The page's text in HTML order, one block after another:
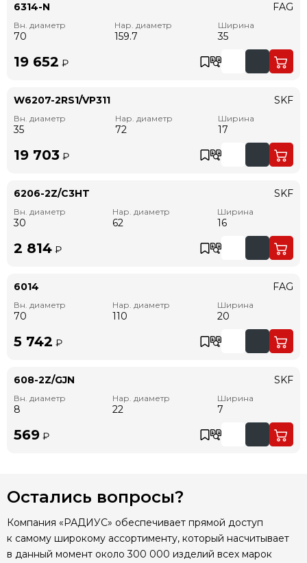
6314-N
Вн. диаметр
70
Нар. диаметр
159.7
Ширина
35
FAG
19 652 ₽
W6207-2RS1/VP311
Вн. диаметр
35
Нар. диаметр
72
Ширина
17
SKF
19 703 ₽
6206-2Z/C3HT
Вн. диаметр
30
Нар. диаметр
62
Ширина
16
SKF
2 814 ₽
6014
Вн. диаметр
70
Нар. диаметр
110
Ширина
20
FAG
5 742 ₽
608-2Z/GJN
Вн. диаметр
8
Нар. диаметр
22
Ширина
7
SKF
569 ₽
Остались вопросы?
Компания «РАДИУС» обеспечивает прямой доступ
к самому широкому ассортименту, который насчитывает
в данный момент около 300 000 изделий всех марок